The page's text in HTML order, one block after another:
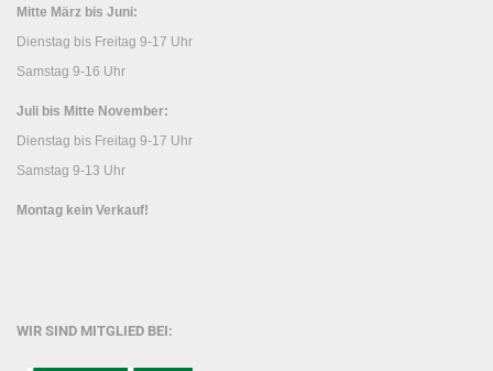
Mitte März bis Juni:
Dienstag bis Freitag 9-17 Uhr
Samstag 9-16 Uhr
Juli bis Mitte November:
Dienstag bis Freitag 9-17 Uhr
Samstag 9-13 Uhr
Montag kein Verkauf!
WIR SIND MITGLIED BEI: